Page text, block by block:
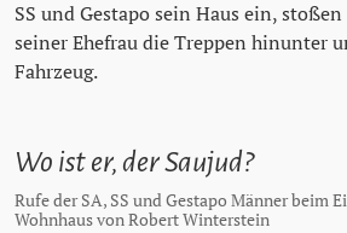
SS und Gestapo sein Haus ein,
seiner Ehefrau die Treppen hinunter
Fahrzeug.
Wo ist er, der Saujud?
Rufe der SA, SS und Gestapo Männer beim
Wohnhaus von Robert Winterstein